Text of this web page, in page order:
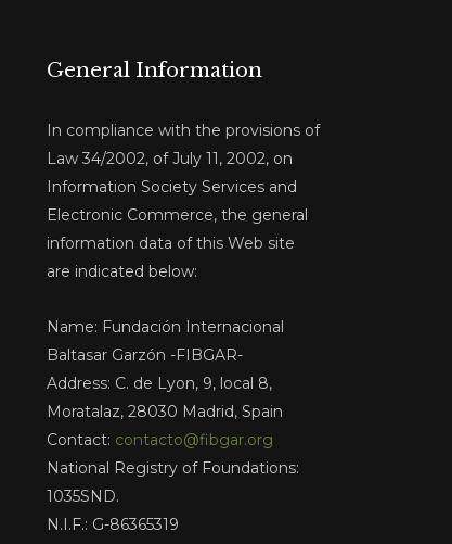
General Information
In compliance with the provisions of
Law 34/2002, of July 11, 2002, on
Information Society Services and
Electronic Commerce, the general
information data of this Web site
are indicated below:
Name: Fundación Internacional
Baltasar Garzón -FIBGAR-
Address: C. de Lyon, 9, local 8,
Moratalaz, 28030 Madrid, Spain
Contact: contacto@fibgar.org
National Registry of Foundations:
1035SND.
N.I.F.: G-86365319